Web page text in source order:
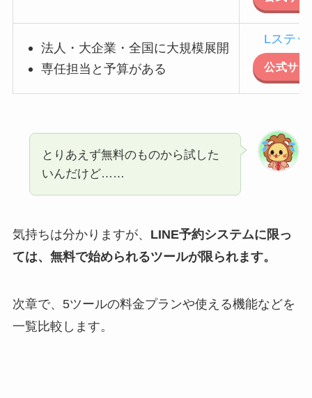
法人・大企業・全国に大規模展開
専任担当と予算がある
Lステッ
公式サ
とりあえず無料のものから試した
いんだけど……
気持ちは分かりますが、 LINE予約システムに限っ
ては、無料で始められるツールが限られます。
次章で、5ツールの料金プランや使える機能などを
一覧比較します。